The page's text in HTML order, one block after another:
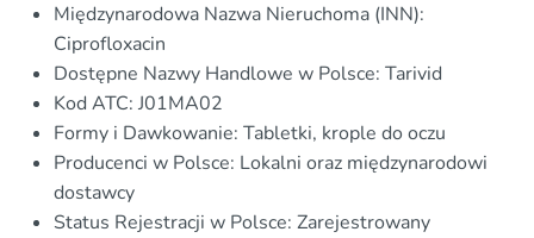
Międzynarodowa Nazwa Nieruchoma (INN):
Ciprofloxacin
Dostępne Nazwy Handlowe w Polsce: Tarivid
Kod ATC: J01MA02
Formy i Dawkowanie: Tabletki, krople do oczu
Producenci w Polsce: Lokalni oraz międzynarodowi
dostawcy
Status Rejestracji w Polsce: Zarejestrowany